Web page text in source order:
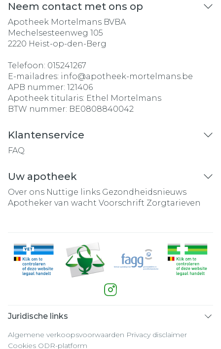
Neem contact met ons op
Apotheek Mortelmans BVBA
Mechelsesteenweg 105
2220 Heist-op-den-Berg
Telefoon: 015241267
E-mailadres: info@apotheek-mortelmans.be
APB nummer: 121406
Apotheek titularis: Ethel Mortelmans
BTW nummer: BE0808840042
Klantenservice
FAQ
Uw apotheek
Over ons Nuttige links Gezondheidsnieuws
Apotheker van wacht Voorschrift Zorgtarieven
Juridische links
Algemene verkoopsvoorwaarden Privacy disclaimer
Cookies ODR-platform